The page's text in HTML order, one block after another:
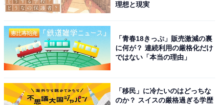
理想と現実
「青春18きっぷ」販売激減の裏
に何が？ 連続利用の厳格化だけ
ではない「本当の理由」
「移民」に冷たいのはどっちな
のか？ スイスの厳格過ぎる学歴